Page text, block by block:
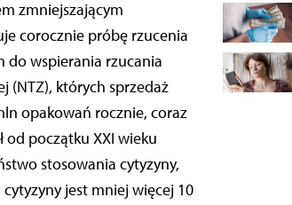
zmniejszającym
corocznie próbę rzucenia
do wspierania rzucania
(NTZ), których sprzedaż
opakowań rocznie, coraz
od początku XXI wieku
stosowania cytyzyny,
jest mniej więcej 10